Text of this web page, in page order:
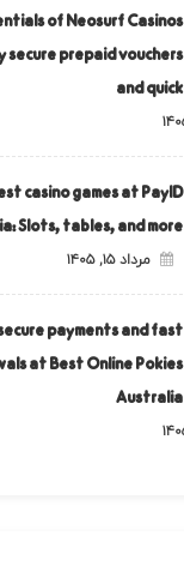
of Neosurf Casinos
prepaid vouchers
and quick
casino games at PayID
Slots, tables, and more
مرداد ۱۵, ۱۴۰۵
payments and fast
at Best Online Pokies
Australia